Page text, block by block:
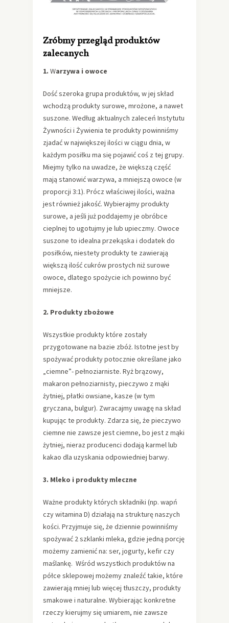
Zróbmy przegląd produktów
zalecanych
1. Warzywa i owoce
Dość szeroka grupa produktów, w jej skład
wchodzą produkty surowe, mrożone, a nawet
suszone. Według aktualnych zaleceń Instytutu
Żywności i Żywienia te produkty powinniśmy
zjadać w największej ilości w ciągu dnia, w
każdym posiłku ma się pojawić coś z tej grupy.
Miejmy tylko na uwadze, że większą część
mają stanowić warzywa, a mniejszą owoce (w
proporcji 3:1). Prócz właściwej ilości, ważna
jest również jakość. Wybierajmy produkty
surowe, a jeśli już poddajemy je obróbce
cieplnej to ugotujmy je lub upieczmy. Owoce
suszone to idealna przekąska i dodatek do
posiłków, niestety produkty te zawierają
większą ilość cukrów prostych niż surowe
owoce, dlatego spożycie ich powinno być
mniejsze.
2. Produkty zbożowe
Wszystkie produkty które zostały
przygotowane na bazie zbóż. Istotne jest by
spożywać produkty potocznie określane jako
„ciemne”- pełnoziarniste. Ryż brązowy,
makaron pełnoziarnisty, pieczywo z mąki
żytniej, płatki owsiane, kasze (w tym
gryczana, bulgur). Zwracajmy uwagę na skład
kupując te produkty. Zdarza się, że pieczywo
ciemne nie zawsze jest ciemne, bo jest z mąki
żytniej, nieraz producenci dodają karmel lub
kakao dla uzyskania odpowiedniej barwy.
3. Mleko i produkty mleczne
Ważne produkty których składniki (np. wapń
czy witamina D) działają na strukturę naszych
kości. Przyjmuje się, że dziennie powinniśmy
spożywać 2 szklanki mleka, gdzie jedną porcję
możemy zamienić na: ser, jogurty, kefir czy
maślankę. Wśród wszystkich produktów na
półce sklepowej możemy znaleźć takie, które
zawierają mniej lub więcej tłuszczy, produkty
smakowe i naturalne. Wybierając konkretne
rzeczy kierujmy się umiarem, nie zawsze